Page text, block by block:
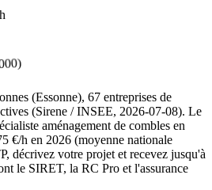
(Essonne), 67 entreprises de
(Sirene / INSEE, 2026-07-08). Le
aménagement de combles en
€/h en 2026 (moyenne nationale
décrivez votre projet et recevez jusqu'à
le SIRET, la RC Pro et l'assurance